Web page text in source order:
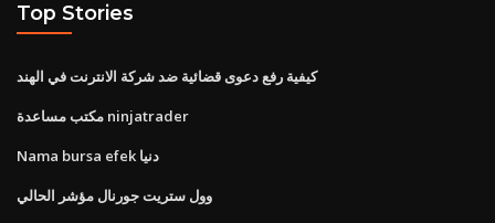
Top Stories
كيفية رفع دعوى قضائية ضد شركة الانترنت في الهند
مكتب مساعدة ninjatrader
Nama bursa efek دنيا
وول ستريت جورنال مؤشر الحالي